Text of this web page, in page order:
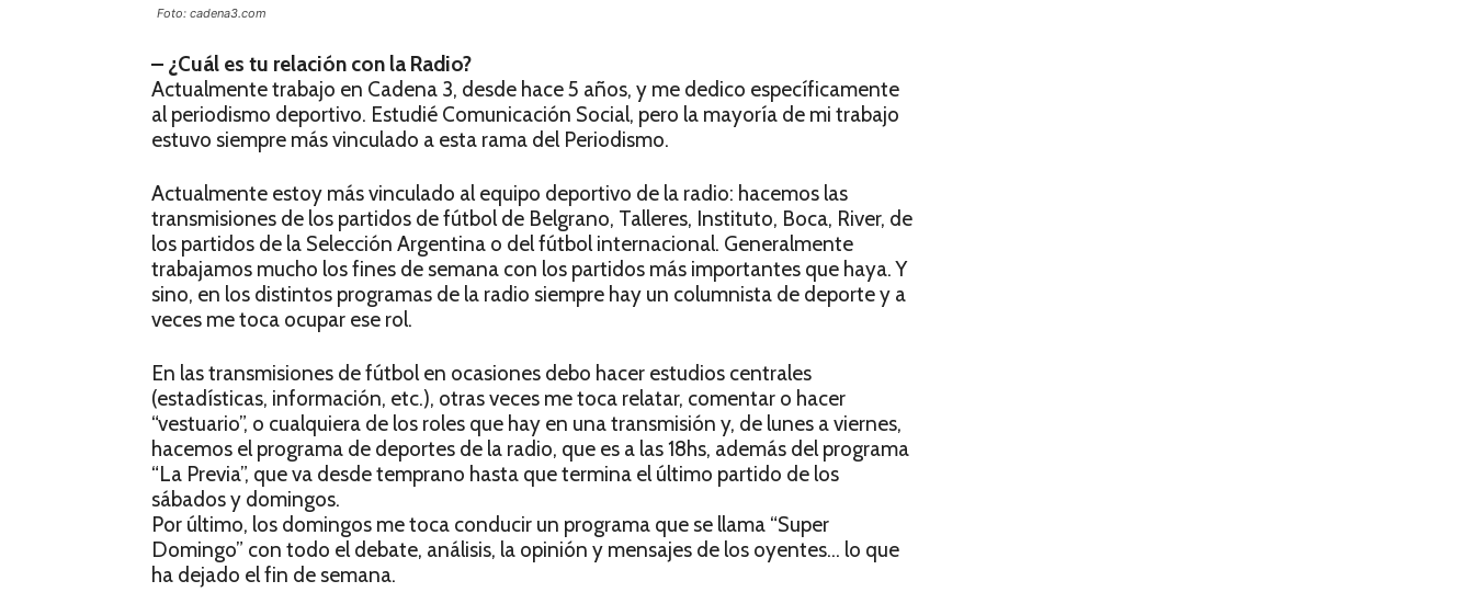
Foto: cadena3.com
– ¿Cuál es tu relación con la Radio?
Actualmente trabajo en Cadena 3, desde hace 5 años, y me dedico específicamente
al periodismo deportivo. Estudié Comunicación Social, pero la mayoría de mi trabajo
estuvo siempre más vinculado a esta rama del Periodismo.
Actualmente estoy más vinculado al equipo deportivo de la radio: hacemos las
transmisiones de los partidos de fútbol de Belgrano, Talleres, Instituto, Boca, River, de
los partidos de la Selección Argentina o del fútbol internacional. Generalmente
trabajamos mucho los fines de semana con los partidos más importantes que haya. Y
sino, en los distintos programas de la radio siempre hay un columnista de deporte y a
veces me toca ocupar ese rol.
En las transmisiones de fútbol en ocasiones debo hacer estudios centrales
(estadísticas, información, etc.), otras veces me toca relatar, comentar o hacer
“vestuario”, o cualquiera de los roles que hay en una transmisión y, de lunes a viernes,
hacemos el programa de deportes de la radio, que es a las 18hs, además del programa
“La Previa”, que va desde temprano hasta que termina el último partido de los
sábados y domingos.
Por último, los domingos me toca conducir un programa que se llama “Super
Domingo” con todo el debate, análisis, la opinión y mensajes de los oyentes… lo que
ha dejado el fin de semana.